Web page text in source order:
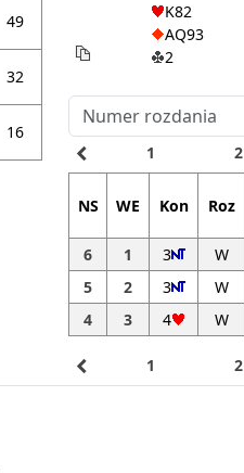
49
32
16
K82
AQ93
2
navigate_before 1 2
NS WE Kon Roz
6
1 3 W
5
2 3 W
4
3 4 W
navigate_before 1 2